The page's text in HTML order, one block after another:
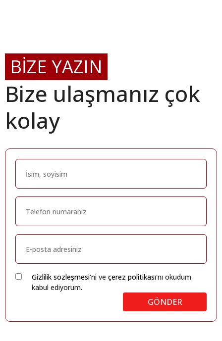
BİZE YAZIN
Bize ulaşmanız çok
kolay
Gizlilik sözleşmesi'ni ve çerez politikası'nı okudum
kabul ediyorum.
GÖNDER